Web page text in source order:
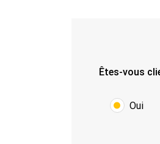
Êtes-vous
Oui